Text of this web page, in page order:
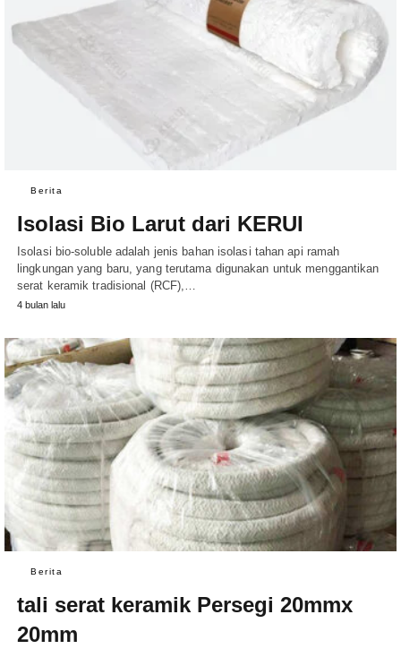
Berita
Isolasi Bio Larut dari KERUI
Isolasi bio-soluble adalah jenis bahan isolasi tahan api ramah
lingkungan yang baru, yang terutama digunakan untuk menggantikan
serat keramik tradisional (RCF),…
4 bulan lalu
Berita
tali serat keramik Persegi 20mmx
20mm